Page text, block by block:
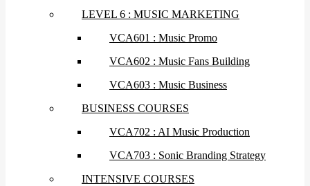
LEVEL 6 : MUSIC MARKETING
VCA601 : Music Promo
VCA602 : Music Fans Building
VCA603 : Music Business
BUSINESS COURSES
VCA702 : AI Music Production
VCA703 : Sonic Branding Strategy
INTENSIVE COURSES